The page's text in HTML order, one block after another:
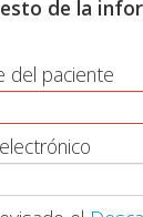
de la
del paciente